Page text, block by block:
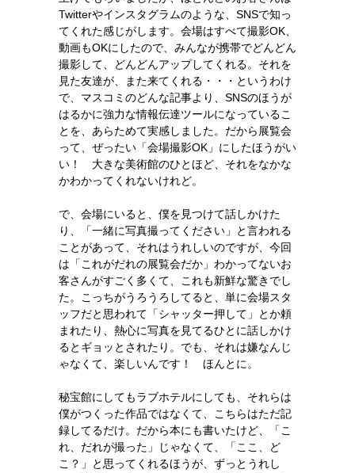
Twitterやインスタグラムのような、SNSで知っ
てくれた感じがします。会場はすべて撮影OK、
動画もOKにしたので、みんなが携帯でどんどん
撮影して、どんどんアップしてくれる。それを
見た友達が、また来てくれる・・・というわけ
で、マスコミのどんな記事より、SNSのほうが
はるかに強力な情報伝達ツールになっているこ
とを、あらためて実感しました。だから展覧会
って、ぜったい「会場撮影OK」にしたほうがい
い！ 大きな美術館のひとほど、それをなかな
かわかってくれないけれど。
で、会場にいると、僕を見つけて話しかけた
り、「一緒に写真撮ってください」と言われる
ことがあって、それはうれしいのですが、今回
は「これがだれの展覧会だか」わかってないお
客さんがすごく多くて、これも新鮮な驚きでし
た。こっちがうろうろしてると、単に会場スタ
ッフだと思われて「シャッター押して」とか頼
まれたり、熱心に写真を見てるひとに話しかけ
るとギョッとされたり。でも、それは嫌なんじ
ゃなくて、楽しいんです！ ほんとに。
秘宝館にしてもラブホテルにしても、それらは
僕がつくった作品ではなくて、こちらはただ記
録してるだけ。だから本にも書いたけど、「こ
れ、だれが撮った」じゃなくて、「ここ、ど
こ？」と思ってくれるほうが、ずっとうれし